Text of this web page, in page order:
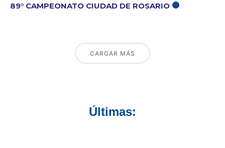
89° CAMPEONATO CIUDAD DE ROSARIO
CARGAR MÁS
Últimas: